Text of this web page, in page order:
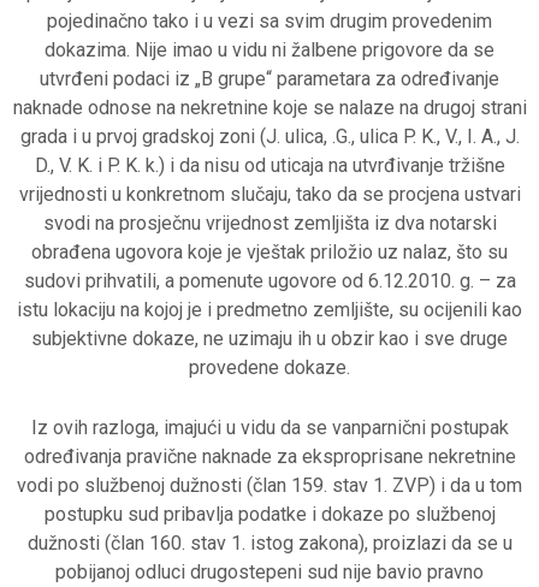
pojedinačno tako i u vezi sa svim drugim provedenim
dokazima. Nije imao u vidu ni žalbene prigovore da se
utvrđeni podaci iz „B grupe“ parametara za određivanje
naknade odnose na nekretnine koje se nalaze na drugoj strani
grada i u prvoj gradskoj zoni (J. ulica, .G., ulica P. K., V., I. A., J.
D., V. K. i P. K. k.) i da nisu od uticaja na utvrđivanje tržišne
vrijednosti u konkretnom slučaju, tako da se procjena ustvari
svodi na prosječnu vrijednost zemljišta iz dva notarski
obrađena ugovora koje je vještak priložio uz nalaz, što su
sudovi prihvatili, a pomenute ugovore od 6.12.2010. g. – za
istu lokaciju na kojoj je i predmetno zemljište, su ocijenili kao
subjektivne dokaze, ne uzimaju ih u obzir kao i sve druge
provedene dokaze.
Iz ovih razloga, imajući u vidu da se vanparnični postupak
određivanja pravične naknade za eksproprisane nekretnine
vodi po službenoj dužnosti (član 159. stav 1. ZVP) i da u tom
postupku sud pribavlja podatke i dokaze po službenoj
dužnosti (član 160. stav 1. istog zakona), proizlazi da se u
pobijanoj odluci drugostepeni sud nije bavio pravno